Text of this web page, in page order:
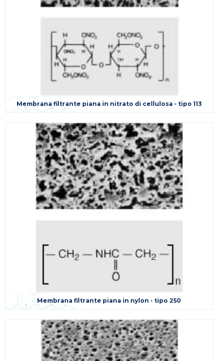
Membrana filtrante piana in nitrato di cellulosa - tipo 113
Membrana filtrante piana in nylon - tipo 250